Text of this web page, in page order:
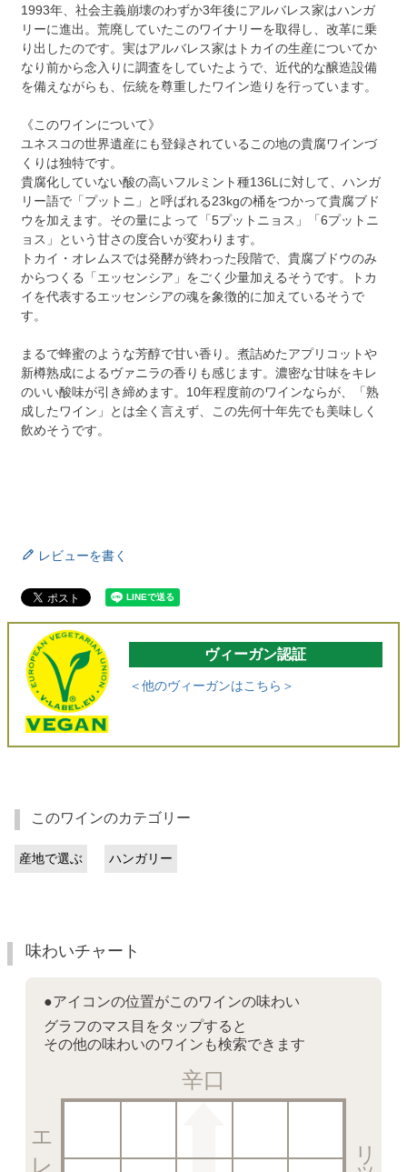
1993年、社会主義崩壊のわずか3年後にアルバレス家はハンガ
リーに進出。荒廃していたこのワイナリーを取得し、改革に乗
り出したのです。実はアルバレス家はトカイの生産についてか
なり前から念入りに調査をしていたようで、近代的な醸造設備
を備えながらも、伝統を尊重したワイン造りを行っています。
《このワインについて》
ユネスコの世界遺産にも登録されているこの地の貴腐ワインづ
くりは独特です。
貴腐化していない酸の高いフルミント種136Lに対して、ハンガ
リー語で「プットニ」と呼ばれる23kgの桶をつかって貴腐ブド
ウを加えます。その量によって「5プットニョス」「6プットニ
ョス」という甘さの度合いが変わります。
トカイ・オレムスでは発酵が終わった段階で、貴腐ブドウのみ
からつくる「エッセンシア」をごく少量加えるそうです。トカ
イを代表するエッセンシアの魂を象徴的に加えているそうで
す。
まるで蜂蜜のような芳醇で甘い香り。煮詰めたアプリコットや
新樽熟成によるヴァニラの香りも感じます。濃密な甘味をキレ
のいい酸味が引き締めます。10年程度前のワインならが、「熟
成したワイン」とは全く言えず、この先何十年先でも美味しく
飲めそうです。
レビューを書く
ヴィーガン認証
＜他のヴィーガンはこちら＞
このワインのカテゴリー
産地で選ぶ ハンガリー
味わいチャート
●アイコンの位置がこのワインの味わい
グラフのマス目をタップすると
その他の味わいのワインも検索できます
辛口